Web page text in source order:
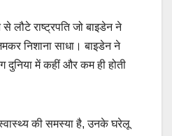
लौटे राष्ट्रपति जो बाइडेन ने
निशाना साधा। बाइडेन ने
दुनिया में कहीं और कम ही होती
की समस्या है, उनके घरेलू